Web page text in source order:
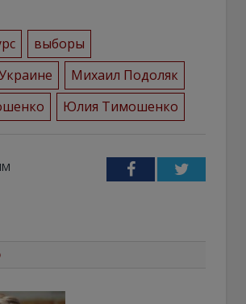
выборы
Михаил Подоляк
Юлия Тимошенко
FacebookTwitter